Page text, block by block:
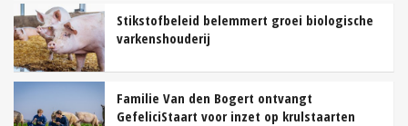
Stikstofbeleid belemmert groei biologische
varkenshouderij
Familie Van den Bogert ontvangt
GefeliciStaart voor inzet op krulstaarten